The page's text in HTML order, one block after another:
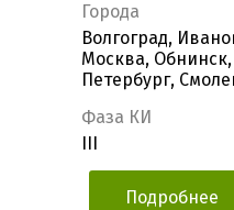
Города
Волгоград,
Москва,
Петербург,
Фаза КИ
Подробнее